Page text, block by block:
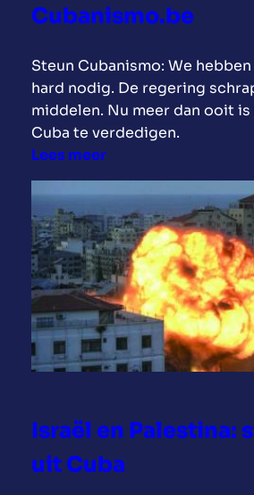
i
n
o
v
e
r
p
o
e
l
t
M
a
l
e
n
a
Cubanismo.be
Steun Cubanismo: We
hard nodig. De regering
middelen. Nu meer dan ooit
Cuba te verdedigen.
Lees meer:
S
t
e
u
n
c
a
m
p
a
n
e
:
Israël en Palestina:
uit Cuba